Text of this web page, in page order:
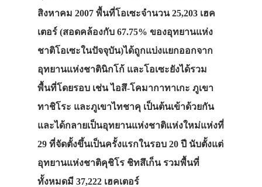
สิงหาคม 2007 พื้นที่โอเซะจำนวน 25,203 เฮค
เตอร์ (สอดคล้องกับ 67.75% ของอุทยานแห่ง
ชาติโอเซะในปัจจุบัน)ได้ถูกแบ่งแยกออกจาก
อุทยานแห่งชาตินิกโก้ และโอเซะยังได้รวม
พื้นที่โดยรอบ เช่น ไอสึ-โคมากาทาเกะ ภูเขา
ทาชิโระ และภูเขาไทชาคุ เป็นต้นเข้าด้วยกัน
และได้กลายเป็นอุทยานแห่งชาติแห่งใหม่แห่งที่
29 ที่จัดตั้งขึ้นเป็นครั้งแรกในรอบ 20 ปี นับตั้งแต่
อุทยานแห่งชาติคุชิโร ชิทสึเก็น รวมพื้นที่
ทั้งหมดมี 37,222 เฮคเตอร์